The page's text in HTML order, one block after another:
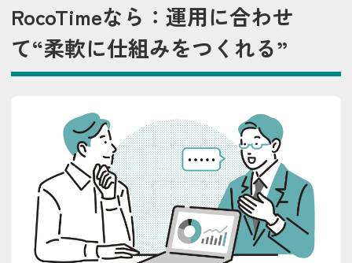
RocoTimeなら：運用に合わせ
て“柔軟に仕組みをつくれる”